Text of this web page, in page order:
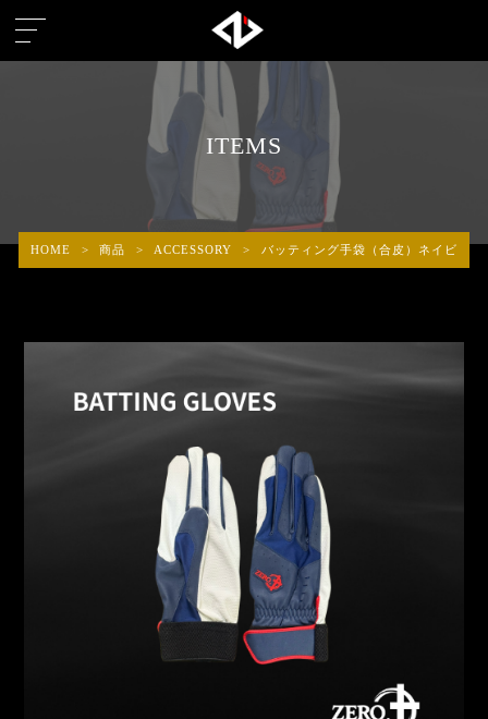
ITEMS
HOME > 商品 > ACCESSORY > バッティング手袋（合皮）ネイビー